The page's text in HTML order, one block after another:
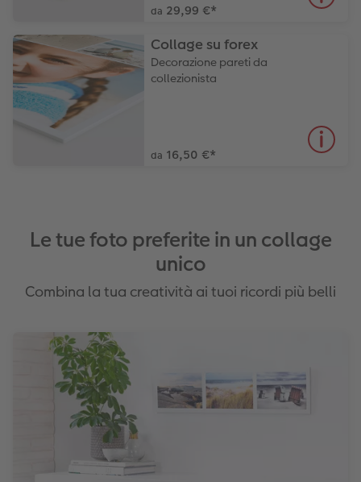
da 29,99 €*
Collage su forex
Decorazione pareti da
collezionista
da 16,50 €*
Le tue foto preferite in un collage
unico
Combina la tua creatività ai tuoi ricordi più belli